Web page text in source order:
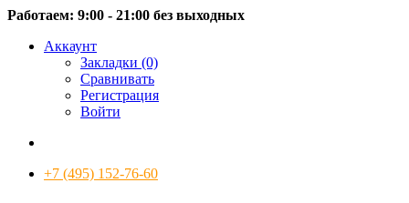
Работаем: 9:00 - 21:00 без выходных
Аккаунт
Закладки (0)
Сравнивать
Регистрация
Войти
+7 (495) 152-76-60